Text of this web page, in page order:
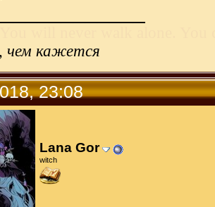
чем кажется
23:08
Lana Gor
witch